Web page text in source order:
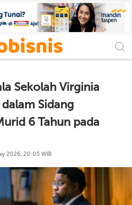
Sekolah Virginia
Sidang
6 Tahun pada
2026, 20:05 WIB